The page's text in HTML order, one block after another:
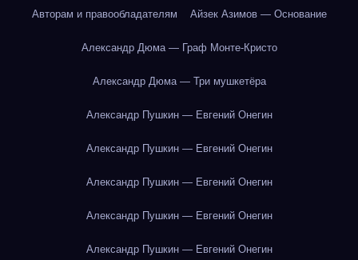
Авторам и правообладателям Айзек Азимов — Основание
Александр Дюма — Граф Монте-Кристо
Александр Дюма — Три мушкетёра
Александр Пушкин — Евгений Онегин
Александр Пушкин — Евгений Онегин
Александр Пушкин — Евгений Онегин
Александр Пушкин — Евгений Онегин
Александр Пушкин — Евгений Онегин